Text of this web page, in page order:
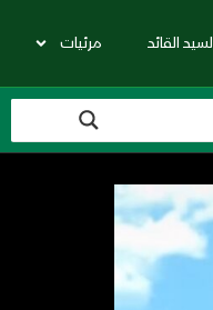
السيد القائد مرئيات